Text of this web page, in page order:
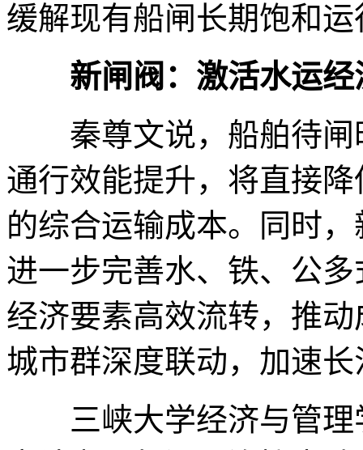
缓解现有船闸长期饱和
新闸阀：激活水运经
秦尊文说，船舶待闸
通行效能提升，将直接
的综合运输成本。同时
进一步完善水、铁、公
经济要素高效流转，推
城市群深度联动，加速
三峡大学经济与管理